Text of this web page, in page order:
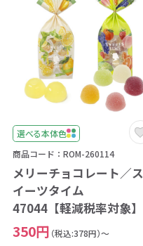
選べる本体色
商品コード：ROM-260114
メリーチョコレート／ス
イーツタイム
47044【軽減税率対象】
350円 （税込:378円）～